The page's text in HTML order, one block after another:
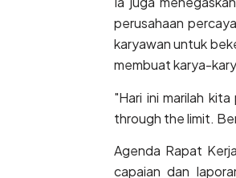
perusahaan
karyawan untuk
membuat karya-
"Hari ini marilah
through the limit.
Agenda Rapat
capaian dan